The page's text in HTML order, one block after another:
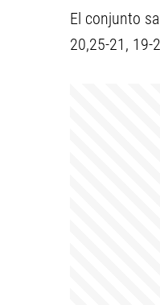
El conjunto
20,25-21, 19-